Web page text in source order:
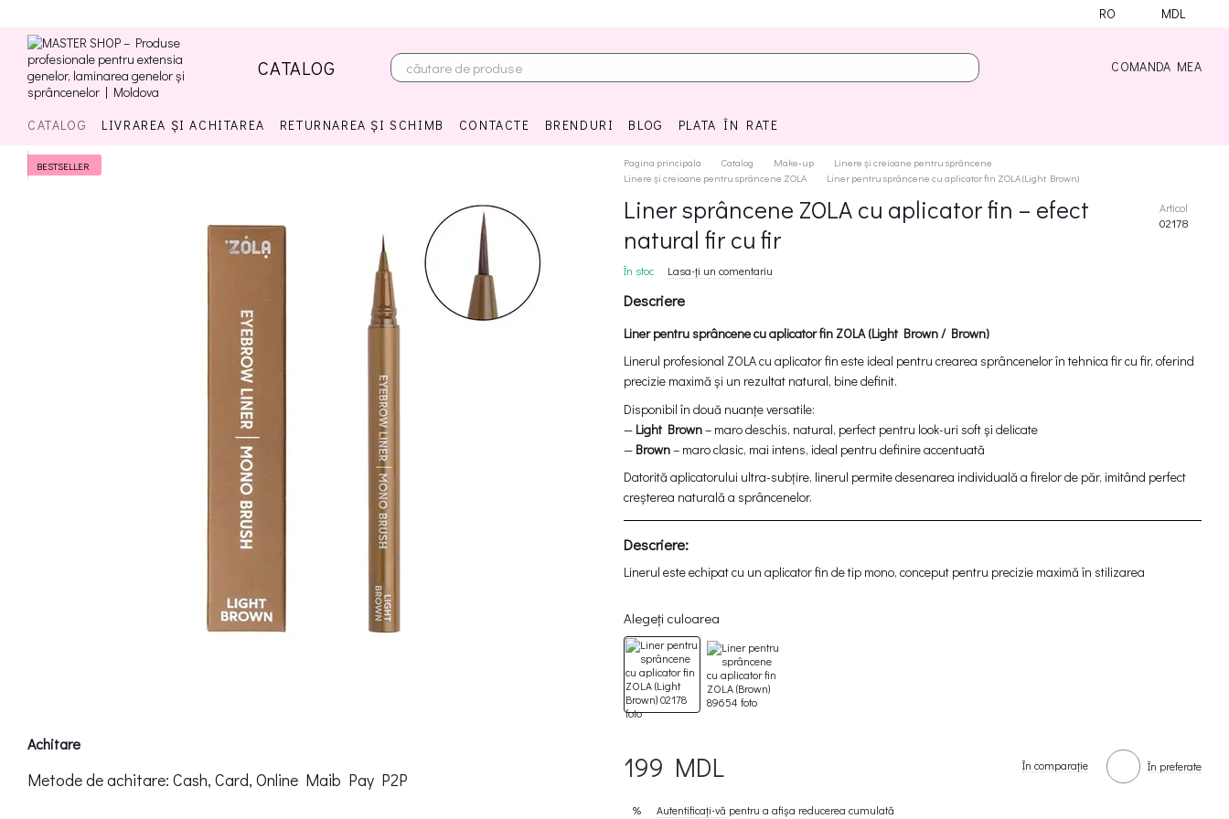
RO MDL
CATALOG COMANDA MEA
CATALOG LIVRAREA ȘI ACHITAREA RETURNAREA ȘI SCHIMB CONTACTE BRENDURI BLOG PLATA ÎN RATE
BESTSELLER
Achitare
Metode de achitare: Cash, Card, Online Maib Pay P2P
Pagina principala Catalog Make-up
Linere și creioane pentru sprâncene
Linere și creioane pentru sprâncene ZOLA
Liner pentru sprâncene cu aplicator fin ZOLA (Light Brown)
Liner sprâncene ZOLA cu aplicator fin – efect
natural fir cu fir
Articol
02178
În stoc Lasa-ți un comentariu
Descriere
Liner pentru sprâncene cu aplicator fin ZOLA (Light Brown / Brown)
Linerul profesional ZOLA cu aplicator fin este ideal pentru crearea sprâncenelor în tehnica fir cu fir, oferind
precizie maximă și un rezultat natural, bine definit.
Disponibil în două nuanțe versatile:
— Light Brown– maro deschis, natural, perfect pentru look-uri soft și delicate
— Brown– maro clasic, mai intens, ideal pentru definire accentuată
Datorită aplicatorului ultra-subțire, linerul permite desenarea individuală a firelor de păr, imitând perfect
creșterea naturală a sprâncenelor.
Descriere:
Linerul este echipat cu un aplicator fin de tip mono, conceput pentru precizie maximă în stilizarea
Forma ascuțită a vârfului permite conturarea exactă a cozii sprâncenei și definirea detaliilor, iar formula
intens pigmentată oferă un rezultat uniform și de lungă durată.
Produsul permite realizarea unor linii subțiri și naturale, fără efect încărcat, fiind ideal atât pentru utilizare
profesională, cât și pentru machiaj zilnic.
Se usucă rapid, nu se întinde și este rezistent la umiditate, asigurând un aspect impecabil pe tot parcursul
Caracteristici:
— potrivit pentru stilizarea sprâncenelor;
Alegeți culoarea
199 MDL În comparație În preferate
% Autentificați-vă pentru a afișa reducerea cumulată